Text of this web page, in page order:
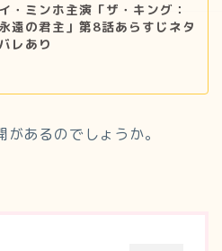
イ・ミンホ主演「ザ・キング：
永遠の君主」第8話あらすじネタ
バレあり
あるのでしょうか。